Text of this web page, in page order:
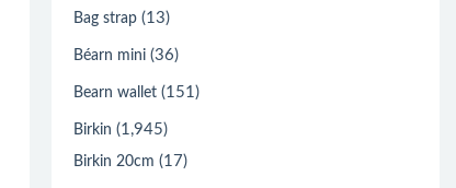
Bag strap (13)
Béarn mini (36)
Bearn wallet (151)
Birkin (1,945)
Birkin 20cm (17)